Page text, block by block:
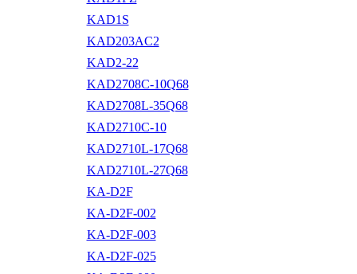
KAD1S
KAD203AC2
KAD2-22
KAD2708C-10Q68
KAD2708L-35Q68
KAD2710C-10
KAD2710L-17Q68
KAD2710L-27Q68
KA-D2F
KA-D2F-002
KA-D2F-003
KA-D2F-025